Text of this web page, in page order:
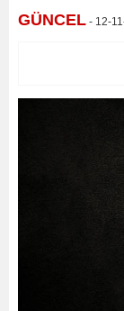
GÜNCEL - 12-